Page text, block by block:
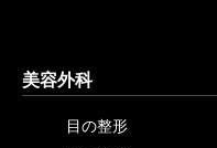
美容外科
目の整形